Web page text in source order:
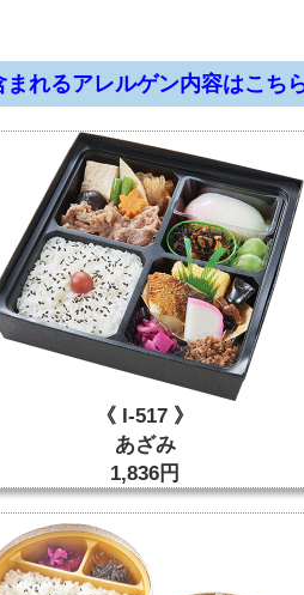
まれるアレルゲン内容はこちら
《 I-517 》
あざみ
1,836円